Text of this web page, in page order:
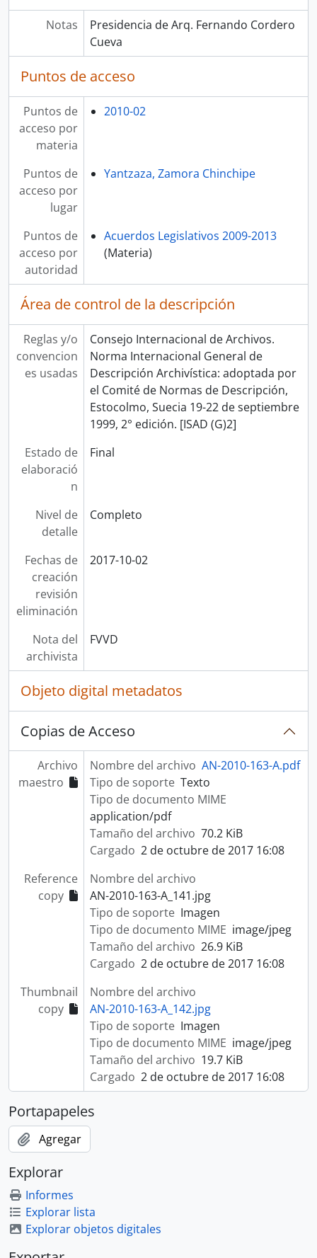
Notas
Presidencia de Arq. Fernando Cordero
Cueva
Puntos de acceso
Puntos de
acceso por
materia
2010-02
Puntos de
acceso por
lugar
Yantzaza, Zamora Chinchipe
Puntos de
acceso por
autoridad
Acuerdos Legislativos 2009-2013
(Materia)
Área de control de la descripción
Reglas y/o
convencion
es usadas
Consejo Internacional de Archivos.
Norma Internacional General de
Descripción Archivística: adoptada por
el Comité de Normas de Descripción,
Estocolmo, Suecia 19-22 de septiembre
1999, 2° edición. [ISAD (G)2]
Estado de
elaboració
n
Final
Nivel de
detalle
Completo
Fechas de
creación
revisión
eliminación
2017-10-02
Nota del
archivista
FVVD
Objeto digital metadatos
Copias de Acceso
Archivo
maestro
Nombre del archivo AN-2010-163-A.pdf
Tipo de soporte Texto
Tipo de documento MIME
application/pdf
Tamaño del archivo 70.2 KiB
Cargado 2 de octubre de 2017 16:08
Reference
copy
Nombre del archivo
AN-2010-163-A_141.jpg
Tipo de soporte Imagen
Tipo de documento MIME image/jpeg
Tamaño del archivo 26.9 KiB
Cargado 2 de octubre de 2017 16:08
Thumbnail
copy
Nombre del archivo
AN-2010-163-A_142.jpg
Tipo de soporte Imagen
Tipo de documento MIME image/jpeg
Tamaño del archivo 19.7 KiB
Cargado 2 de octubre de 2017 16:08
Portapapeles
Agregar
Explorar
Informes
Explorar lista
Explorar objetos digitales